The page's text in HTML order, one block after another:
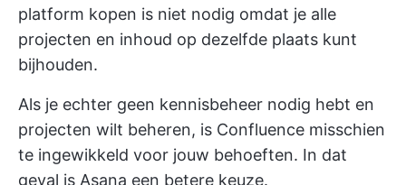
platform kopen is niet nodig omdat je alle
projecten en inhoud op dezelfde plaats kunt
bijhouden.
Als je echter geen kennisbeheer nodig hebt en
projecten wilt beheren, is Confluence misschien
te ingewikkeld voor jouw behoeften. In dat
geval is Asana een betere keuze.